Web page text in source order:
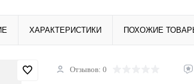
ХАРАКТЕРИСТИКИ ПОХОЖИЕ
Отзывов: 0